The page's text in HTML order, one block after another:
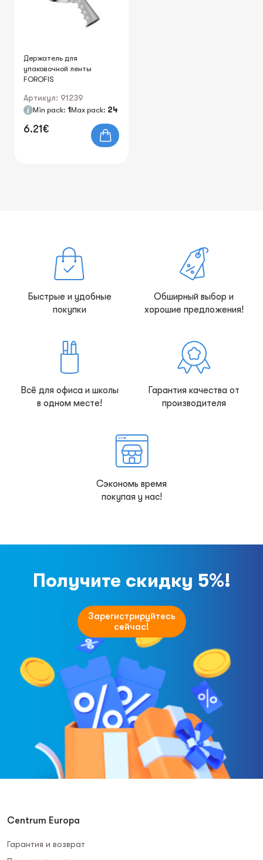
Держатель для
упаковочной ленты
FOROFIS
Артикул: 91239
Min pack: 1Max pack: 24
6.21€
Быстрые и удобные
покупки
Обширный выбор и
хорошие предложения!
Всё для офиса и школы
в одном месте!
Гарантия качества от
производителя
Сэкономь время
покупая у нас!
Получите скидку 5%!
Зарегистрируйтесь
сейчас!
Centrum Europa
Гарантия и возврат